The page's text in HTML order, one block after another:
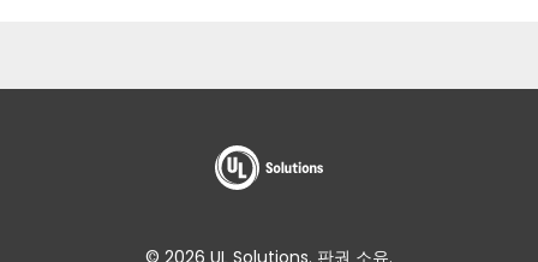
© 2026 UL Solutions. 판권 소유.